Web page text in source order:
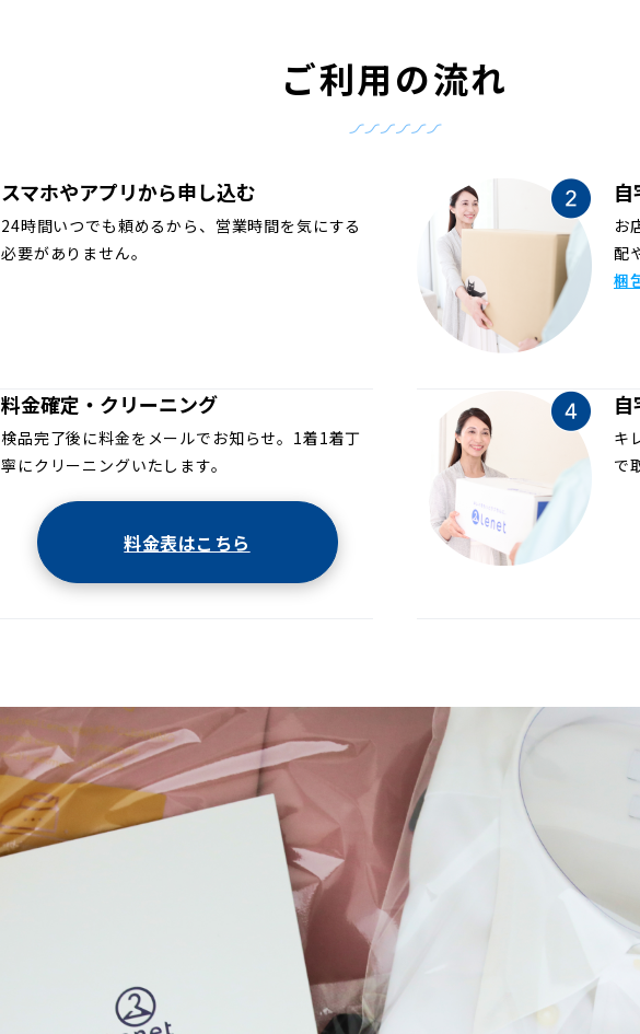
ご利用の流れ
スマホやアプリから申し込む
24時間いつでも頼めるから、営業時間を気にする
必要がありません。
お
配
梱
料金確定・クリーニング
検品完了後に料金をメールでお知らせ。1着1着丁
寧にクリーニングいたします。
料金表はこちら
キ
で